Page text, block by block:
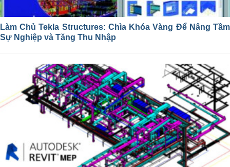
Làm Chủ Tekla Structures: Chìa Khóa Vàng Để Nâng Tầm
Sự Nghiệp và Tăng Thu Nhập